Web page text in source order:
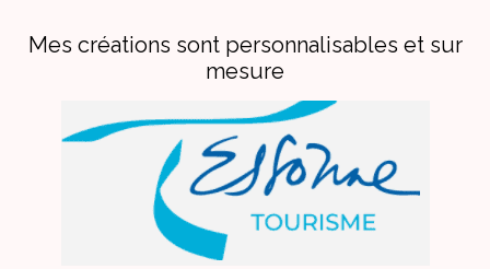
Mes créations sont personnalisables et sur
mesure